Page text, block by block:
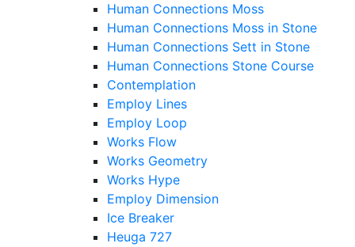
Human Connections Moss
Human Connections Moss in Stone
Human Connections Sett in Stone
Human Connections Stone Course
Contemplation
Employ Lines
Employ Loop
Works Flow
Works Geometry
Works Hype
Employ Dimension
Ice Breaker
Heuga 727